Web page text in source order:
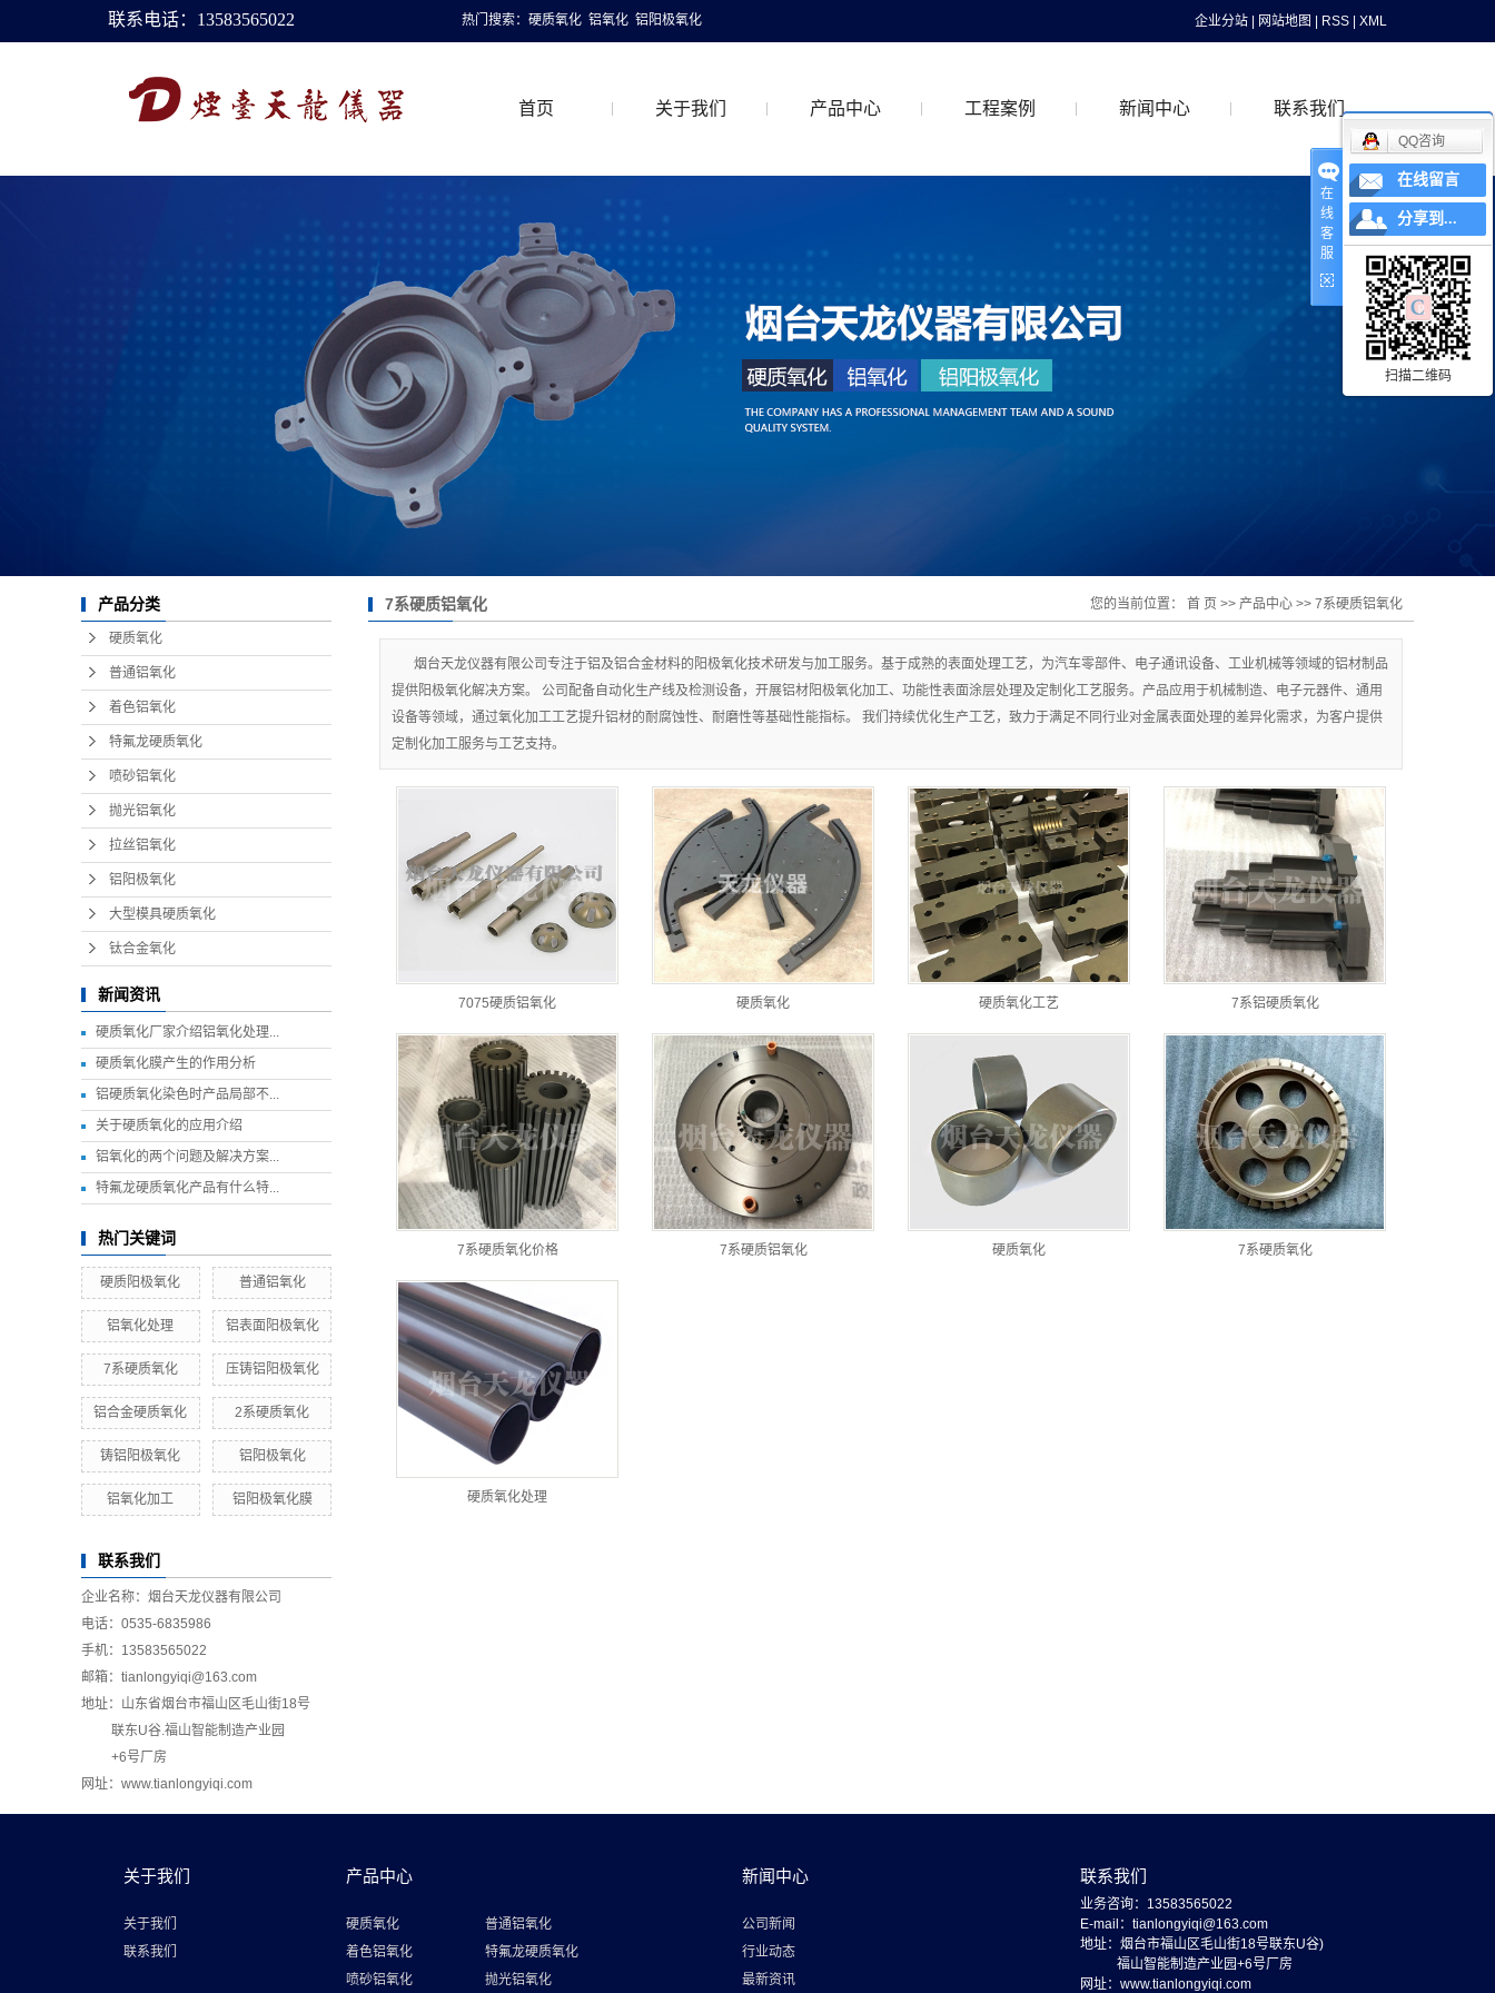
联系电话：13583565022 热门搜索： 硬质氧化 铝氧化 铝阳极氧化 企业分站 网站地图 RSS XML
首页 关于我们
联系我们
产品中心
特氟龙硬质氧化
喷砂铝氧化
抛光铝氧化
钛合金氧化
工程案例 新闻中心 联系我们
产品分类
硬质氧化
普通铝氧化
着色铝氧化
特氟龙硬质氧化
喷砂铝氧化
抛光铝氧化
拉丝铝氧化
铝阳极氧化
大型模具硬质氧化
钛合金氧化
新闻资讯
硬质氧化厂家介绍铝氧化处理...
硬质氧化膜产生的作用分析
铝硬质氧化染色时产品局部不...
关于硬质氧化的应用介绍
铝氧化的两个问题及解决方案...
特氟龙硬质氧化产品有什么特...
热门关键词
硬质阳极氧化 普通铝氧化
铝氧化处理 铝表面阳极氧化
7系硬质氧化 压铸铝阳极氧化
铝合金硬质氧化 2系硬质氧化
铸铝阳极氧化 铝阳极氧化
铝氧化加工 铝阳极氧化膜
联系我们
企业名称：烟台天龙仪器有限公司
电话：0535-6835986
手机：13583565022
邮箱：tianlongyiqi@163.com
地址：山东省烟台市福山区毛山街18号
联东U谷.福山智能制造产业园
+6号厂房
网址：www.tianlongyiqi.com
7系硬质铝氧化 您的当前位置： 首 页 >> 产品中心 >> 7系硬质铝氧化
烟台天龙仪器有限公司专注于铝及铝合金材料的阳极氧化技术研发与加工服务。基于成熟的表面处理工艺，为汽车零部件、电子通讯设备、工业机械等领域的铝材制品
提供阳极氧化解决方案。 公司配备自动化生产线及检测设备，开展铝材阳极氧化加工、功能性表面涂层处理及定制化工艺服务。产品应用于机械制造、电子元器件、通用
设备等领域，通过氧化加工工艺提升铝材的耐腐蚀性、耐磨性等基础性能指标。 我们持续优化生产工艺，致力于满足不同行业对金属表面处理的差异化需求，为客户提供
定制化加工服务与工艺支持。
7075硬质铝氧化 硬质氧化 硬质氧化工艺 7系铝硬质氧化
7系硬质氧化价格 7系硬质铝氧化 硬质氧化 7系硬质氧化
硬质氧化处理
关于我们
关于我们
联系我们
产品中心
硬质氧化
普通铝氧化
着色铝氧化
特氟龙硬质氧化
喷砂铝氧化
抛光铝氧化
新闻中心
公司新闻
行业动态
最新资讯
联系我们
业务咨询：13583565022
E-mail：tianlongyiqi@163.com
地址：烟台市福山区毛山街18号联东U谷)
福山智能制造产业园+6号厂房
网址：www.tianlongyiqi.com
在
线
客
服
QQ咨询
在线留言
分享到...
扫描二维码